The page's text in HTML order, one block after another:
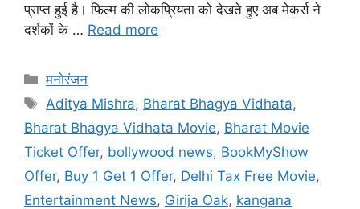
प्राप्त हुई है। फिल्म की लोकप्रियता को देखते हुए अब मेकर्स ने
दर्शकों के … Read more
मनोरंजन
Aditya Mishra, Bharat Bhagya Vidhata,
Bharat Bhagya Vidhata Movie, Bharat Movie
Ticket Offer, bollywood news, BookMyShow
Offer, Buy 1 Get 1 Offer, Delhi Tax Free Movie,
Entertainment News, Girija Oak, kangana